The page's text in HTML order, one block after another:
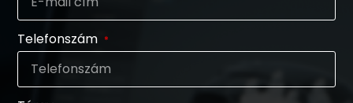
Telefonszám